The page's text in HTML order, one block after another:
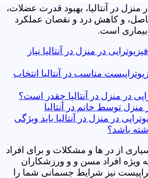
منزل در آنتالیا، بهبود قدرت عضلات،
و کاهش درد و نقصان عملکرد
است.
در منزل در آنتالیا نیاز
مناسب در آنتالیا انتخاب
در منزل در آنتالیا چقدر است؟
منزل توسط خانم در آنتالیا
در منزل در آنتالیا باید ویژگی
باشد؟
از در ها و مشکلات و برای افراد
ویژه افراد مسن و و ورزشکاران
نیز شرایط جسمانی شما را